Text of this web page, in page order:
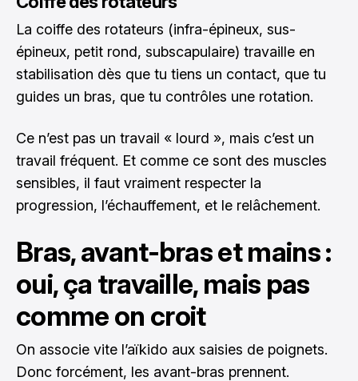
La coiffe des rotateurs (infra-épineux, sus-
épineux, petit rond, subscapulaire) travaille en
stabilisation dès que tu tiens un contact, que tu
guides un bras, que tu contrôles une rotation.
Ce n’est pas un travail « lourd », mais c’est un
travail fréquent. Et comme ce sont des muscles
sensibles, il faut vraiment respecter la
progression, l’échauffement, et le relâchement.
Bras, avant-bras et mains :
oui, ça travaille, mais pas
comme on croit
On associe vite l’aïkido aux saisies de poignets.
Donc forcément, les avant-bras prennent.